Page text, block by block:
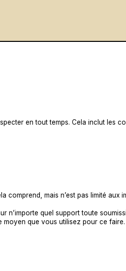
en tout temps. Cela inclut les
mais n’est pas limité aux
n’importe quel support toute
moyen que vous utilisez pour ce faire.